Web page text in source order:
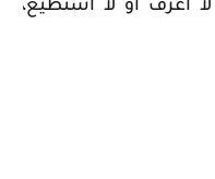
أعرف أو لا أستطيع،